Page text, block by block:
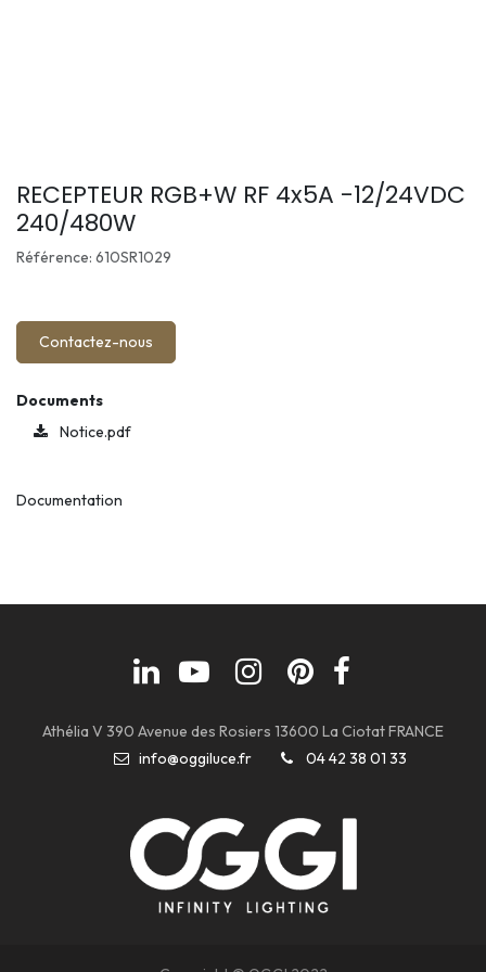
RECEPTEUR RGB+W RF 4x5A -12/24VDC
240/480W
Référence: 610SR1029
Contactez-nous
Documents
Notice.pdf
Documentation
Athélia V 390 Avenue des Rosiers 13600 La Ciotat FRANCE
info@oggiluce.fr
04 42 38 01 33